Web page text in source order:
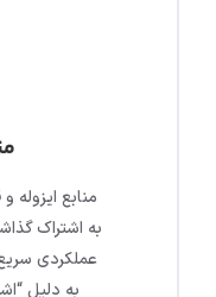
منابع ایزوله
به اشتراک
عملکردی
به دلیل